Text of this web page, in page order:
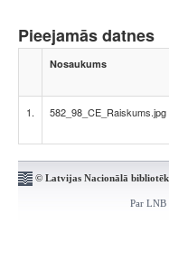
Pieejamās datnes
Nosaukums
1. 582_98_CE_Raiskums.jpg
© Latvijas Nacionālā
Par